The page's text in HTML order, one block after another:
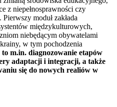
z niepełnosprawności czy
moduł zakłada
międzykulturowych,
niebędącym obywatelami
w tym pochodzenia
m.in. diagnozowanie etapów
adaptacji i integracji, a także
się do nowych realiów w